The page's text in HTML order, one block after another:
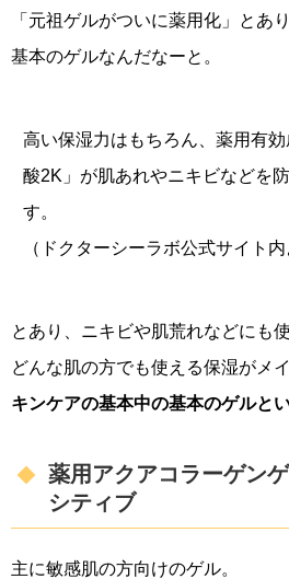
「元祖ゲルがついに薬用化」とあ
基本のゲルなんだなーと。
高い保湿力はもちろん、薬用有
酸2K」が肌あれやニキビなどを
す。
（ドクターシーラボ公式サイト内
とあり、ニキビや肌荒れなどにも
どんな肌の方でも使える保湿がメ
キンケアの基本中の基本のゲルと
薬用アクアコラーゲン
シティブ
主に敏感肌の方向けのゲル。